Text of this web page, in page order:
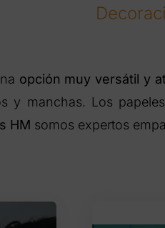
opción muy versátil y
y manchas. Los
HM somos expertos